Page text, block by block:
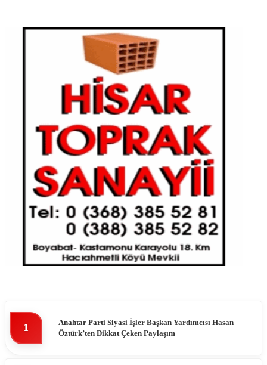
1
Anahtar Parti Siyasi İşler Başkan Yardımcısı Hasan
Öztürk’ten Dikkat Çeken Paylaşım